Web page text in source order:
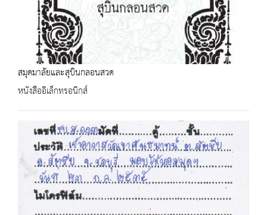
สมุดมาลัยและสุบินกลอนสวด
หนังสืออิเล็กทรอนิกส์